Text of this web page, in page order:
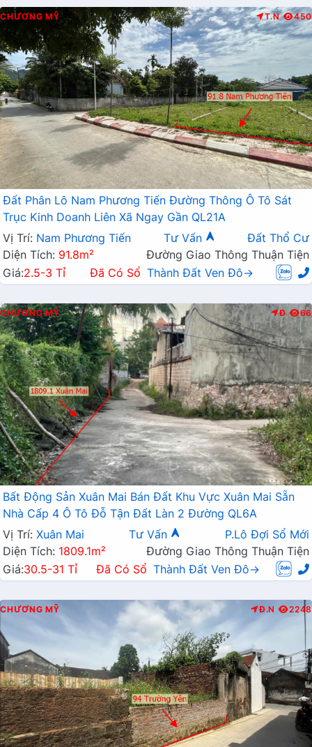
CHƯƠNG MỸ T.N 450
Đất Phân Lô Nam Phương Tiến Đường Thông Ô Tô Sát
Trục Kinh Doanh Liên Xã Ngay Gần QL21A
Vị Trí: Nam Phương Tiến Tư Vấn
Đất Thổ Cư
Diện Tích: 91.8m²
Đường Giao Thông Thuận Tiện
Giá:2.5-3 Tỉ Đã Có Sổ Thành Đất Ven Đô→
CHƯƠNG MỸ Đ 66
Bất Động Sản Xuân Mai Bán Đất Khu Vực Xuân Mai Sẵn
Nhà Cấp 4 Ô Tô Đỗ Tận Đất Làn 2 Đường QL6A
Vị Trí: Xuân Mai Tư Vấn
P.Lô Đợi Sổ Mới
Diện Tích: 1809.1m²
Đường Giao Thông Thuận Tiện
Giá:30.5-31 Tỉ Đã Có Sổ Thành Đất Ven Đô→
CHƯƠNG MỸ Đ.N 2248